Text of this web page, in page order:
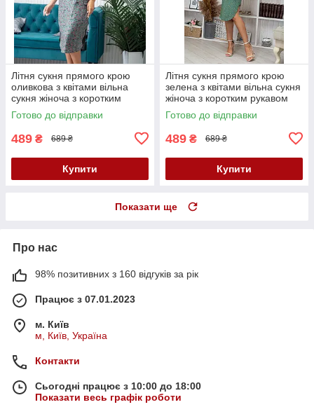
Літня сукня прямого крою
оливкова з квітами вільна
сукня жіноча з коротким
рукавом сукня з поясом
Готово до відправки
489 ₴ 689 ₴
Купити
Літня сукня прямого крою
зелена з квітами вільна сукня
жіноча з коротким рукавом
сукня з поясом 40-42 розмір
Готово до відправки
489 ₴ 689 ₴
Купити
Показати ще
Про нас
98% позитивних з 160 відгуків за рік
Працює з 07.01.2023
м. Київ
м, Київ, Україна
Контакти
Сьогодні працює з 10:00 до 18:00
Показати весь графік роботи